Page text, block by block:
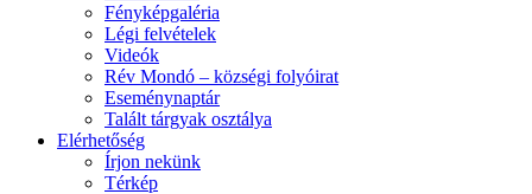
Fényképgaléria
Légi felvételek
Videók
Rév Mondó – községi folyóirat
Eseménynaptár
Talált tárgyak osztálya
Elérhetőség
Írjon nekünk
Térkép